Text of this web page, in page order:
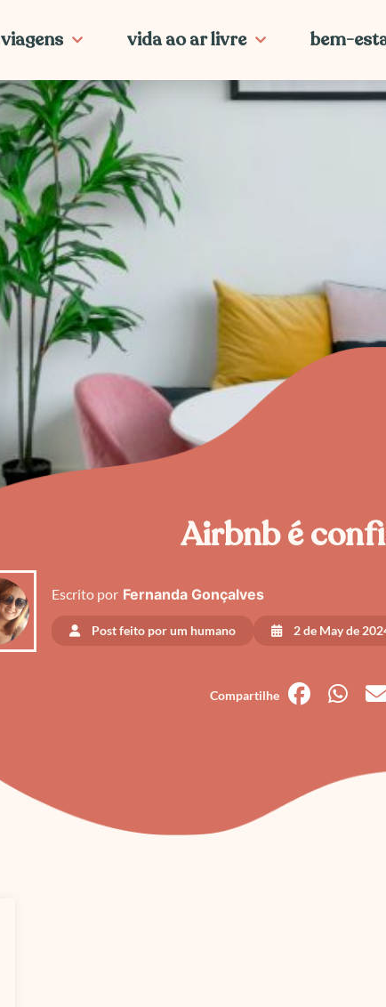
viagens vida ao ar livre bem-
Airbnb é
Escrito por Fernanda Gonçalves
Post feito por um humano 2 de May de